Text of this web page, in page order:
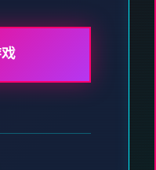
戏